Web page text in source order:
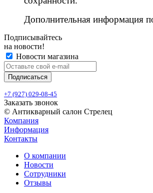
Дополнительная информация
Подписывайтесь
на новости!
Новости магазина
+7 (927) 029-08-45
Заказать звонок
© Антикварный салон Стрелец
Компания
Информация
Контакты
О компании
Новости
Сотрудники
Отзывы